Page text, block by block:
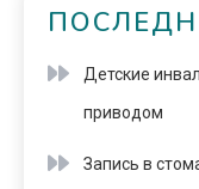
Детские
приводом
Запись в